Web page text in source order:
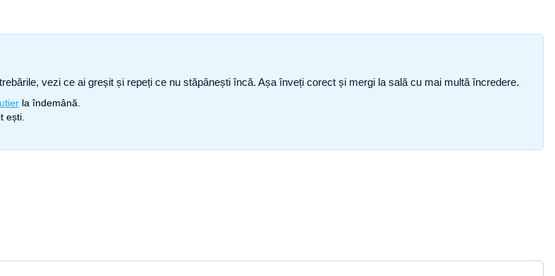
vezi ce ai greșit și repeți ce nu stăpânești încă. Așa înveți corect și mergi la sală cu mai multă încredere.
la îndemână.
ești.